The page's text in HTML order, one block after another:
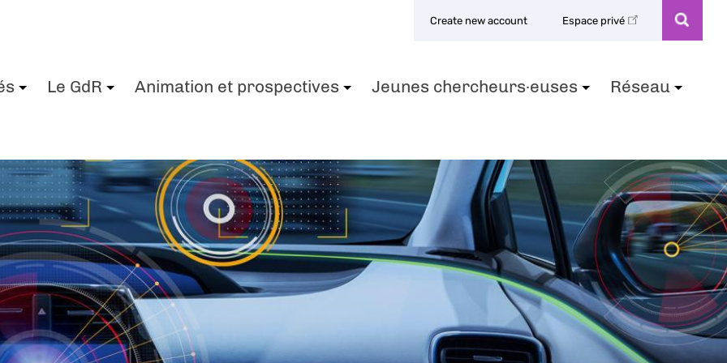
Create new account Espace privé
Le GdR Animation et prospectives Jeunes chercheurs·euses Réseau